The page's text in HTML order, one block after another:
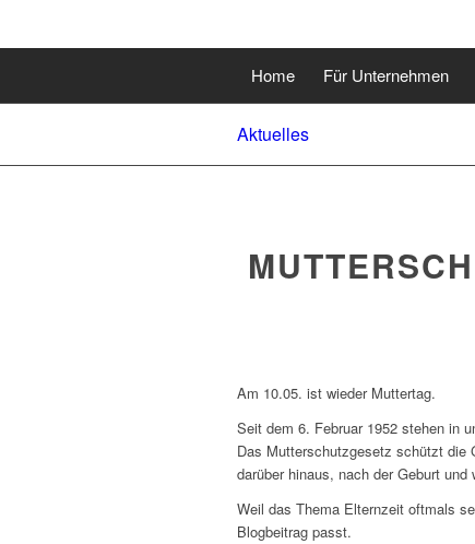
Home Für Unternehmen
Aktuelles
Am 10.05. ist wieder Muttertag.
Seit dem 6. Februar 1952 stehen in
Das Mutterschutzgesetz schützt die
darüber hinaus, nach der Geburt und
Weil das Thema Elternzeit oftmals
Blogbeitrag passt.